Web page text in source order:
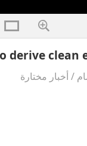
derive clean
/أخبار مختارة